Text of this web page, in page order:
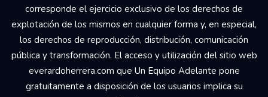
corresponde el ejercicio exclusivo de los derechos de
explotación de los mismos en cualquier forma y, en especial,
los derechos de reproducción, distribución, comunicación
pública y transformación. El acceso y utilización del sitio web
everardoherrera.com que Un Equipo Adelante pone
gratuitamente a disposición de los usuarios implica su